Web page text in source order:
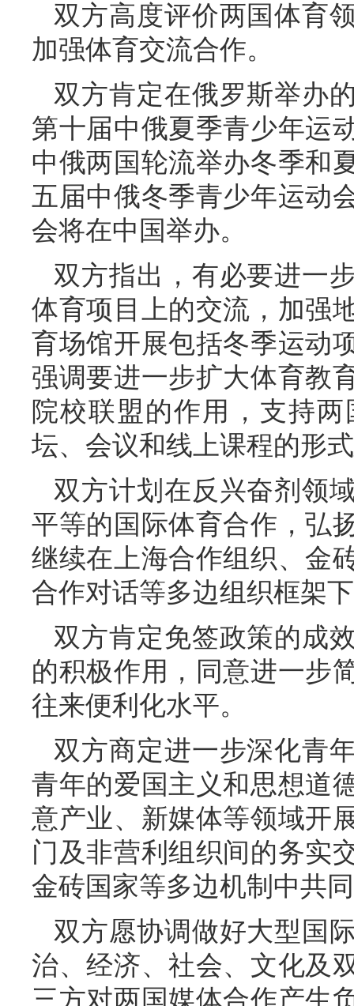
双方高度评价两国体育
加强体育交流合作。
双方肯定在俄罗斯举办
第十届中俄夏季青少年运
中俄两国轮流举办冬季和
五届中俄冬季青少年运动
会将在中国举办。
双方指出，有必要进一
体育项目上的交流，加强
育场馆开展包括冬季运动
强调要进一步扩大体育教
院校联盟的作用，支持
坛、会议和线上课程的形
双方计划在反兴奋剂领
平等的国际体育合作，弘
继续在上海合作组织、金
合作对话等多边组织框架
双方肯定免签政策的成
的积极作用，同意进一步
往来便利化水平。
双方商定进一步深化青
青年的爱国主义和思想道
意产业、新媒体等领域开
门及非营利组织间的务实
金砖国家等多边机制中共
双方愿协调做好大型国
治、经济、社会、文化及
三方对两国媒体合作产生